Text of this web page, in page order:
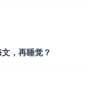
，再睡觉？